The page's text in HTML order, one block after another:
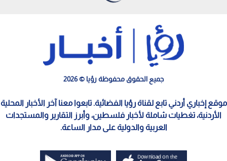
جميع الحقوق محفوظة رؤيا © 2026
موقع إخباري أردني تابع لقناة رؤيا الفضائية. تابعوا معنا آخر الأخبار المحلية
الأردنية، تغطيات شاملة لأخبار فلسطين، وأبرز التقارير والمستجدات
العربية والدولية على مدار الساعة.